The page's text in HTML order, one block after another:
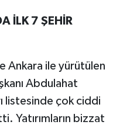
İLK 7 ŞEHİR
Ankara ile yürütülen
Abdulahat
listesinde çok ciddi
Yatırımların bizzat